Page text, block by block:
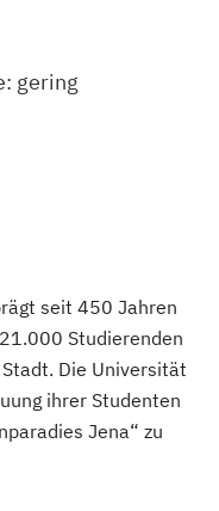
gering
seit 450 Jahren
Studierenden
Die Universität
ihrer Studenten
Jena“ zu